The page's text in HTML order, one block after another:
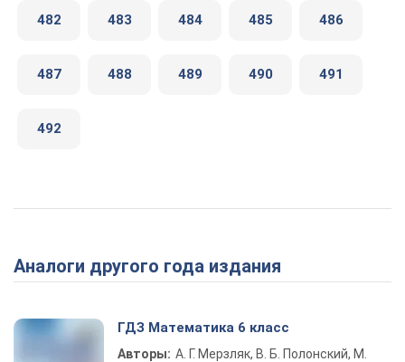
Play Video
482 483 484 485 486
487 488 489 490 491
492
Аналоги другого года издания
ГДЗ Математика 6 класс
Авторы: А. Г. Мерзляк, В. Б. Полонский, М.